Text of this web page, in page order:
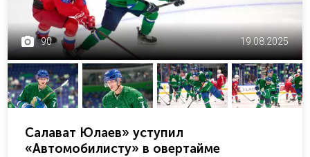
90 19.08.2025
Салават Юлаев» уступил
«Автомобилисту» в овертайме